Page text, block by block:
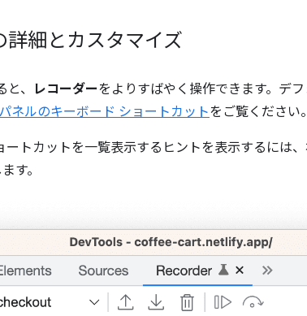
詳細とカスタマイズ
、 レコーダーをよりすばやく操作できます。デ
ネルのキーボード ショートカットをご覧ください。
ートカットを一覧表示するヒントを表示するには
す。